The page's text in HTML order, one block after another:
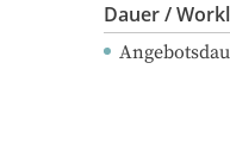
Dauer /